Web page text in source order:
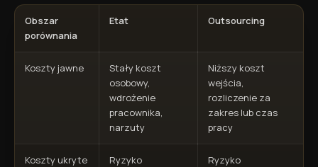
Obszar
porównania
Etat Outsourcing
Koszty jawne
Stały koszt
osobowy,
wdrożenie
pracownika,
narzuty
Niższy koszt
wejścia,
rozliczenie za
zakres lub czas
pracy
Koszty ukryte
Ryzyko
Ryzyko